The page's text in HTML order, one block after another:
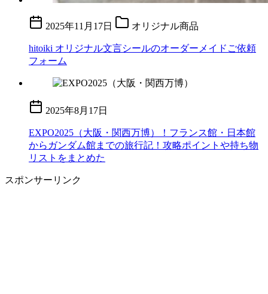
2025年11月17日 オリジナル商品
hitoiki オリジナル文言シールのオーダーメイドご依頼
フォーム
2025年8月17日
EXPO2025（大阪・関西万博）！フランス館・日本館
からガンダム館までの旅行記！攻略ポイントや持ち物
リストをまとめた
スポンサーリンク